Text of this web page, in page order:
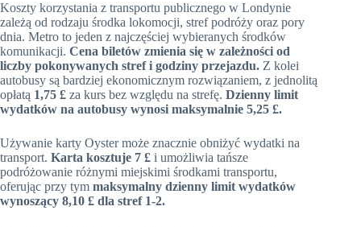
Koszty korzystania z transportu publicznego w Londynie
zależą od rodzaju środka lokomocji, stref podróży oraz pory
dnia. Metro to jeden z najczęściej wybieranych środków
komunikacji. Cena biletów zmienia się w zależności od
liczby pokonywanych stref i godziny przejazdu. Z kolei
autobusy są bardziej ekonomicznym rozwiązaniem, z jednolitą
opłatą 1,75 £ za kurs bez względu na strefę. Dzienny limit
wydatków na autobusy wynosi maksymalnie 5,25 £.
Używanie karty Oyster może znacznie obniżyć wydatki na
transport. Karta kosztuje 7 £ i umożliwia tańsze
podróżowanie różnymi miejskimi środkami transportu,
oferując przy tym maksymalny dzienny limit wydatków
wynoszący 8,10 £ dla stref 1-2.